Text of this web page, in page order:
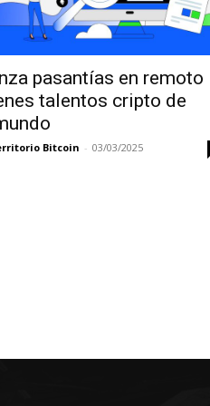
pasantías en remoto
talentos cripto de
Bitcoin - 03/03/2025